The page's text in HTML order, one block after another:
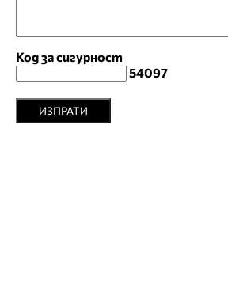
Код за сигурност
54097
ИЗПРАТИ